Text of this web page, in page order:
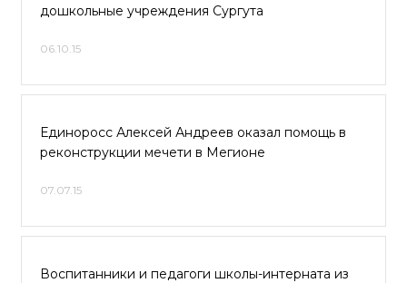
дошкольные учреждения Сургута
06.10.15
Единоросс Алексей Андреев оказал помощь в
реконструкции мечети в Мегионе
07.07.15
Воспитанники и педагоги школы-интерната из